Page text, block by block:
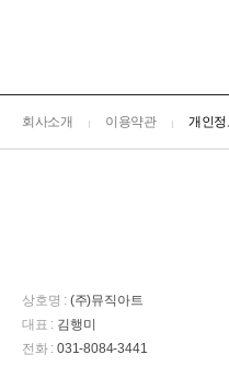
회사소개 이용약관 개인정
상호명 : (주)뮤직아트
대표 : 김행미
전화 : 031-8084-3441